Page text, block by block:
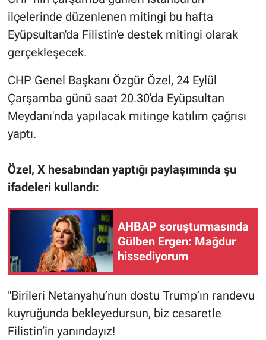
ilçelerinde düzenlenen mitingi bu hafta
Eyüpsultan'da Filistin'e destek mitingi olarak
gerçekleşecek.
CHP Genel Başkanı Özgür Özel, 24 Eylül
Çarşamba günü saat 20.30'da Eyüpsultan
Meydanı'nda yapılacak mitinge katılım çağrısı
yaptı.
Özel, X hesabından yaptığı paylaşımında şu
ifadeleri kullandı:
AHBAP soruşturmasında
Gülben Ergen: Mağdur
hissediyorum
"Birileri Netanyahu’nun dostu Trump’ın randevu
kuyruğunda bekleyedursun, biz cesaretle
Filistin’in yanındayız!
Gündem Özel
Günün görüntüsü
Haber
İlan
Koronavirüs
Kültür Sanat
Ne demişti
Nedir
Popüler
Programlar